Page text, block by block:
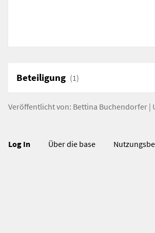
Beteiligung (1)
Veröffentlicht von: Bettina Buchendorfer |
Log In Über die base